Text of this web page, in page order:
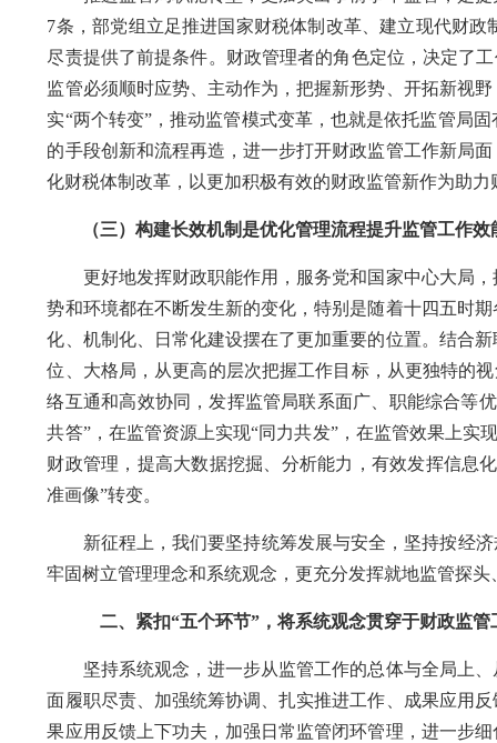
7条 ，部党组立足推进国家财税体制改革、建立现代财
尽责提供了前提条件。财政管理者的角色定位，决定了
监管必须顺时应势、主动作为，把握新形势、开拓新视
实“两个转变”，推动监管模式变革，也就是依托监管局
的手段创新和流程再造，进一步打开财政监管工作新局面
化财税体制改革，以更加积极有效的财政监管新作为助
（三）构建长效机制是优化管理流程提升监管工作
更好地发挥财政职能作用 ， 服务党和国家中心大局
势和环境都在不断发生新的变化，特别是随着十四五时
化、机制化、日常化建设摆在了更加重要的位置。结合
位、大格局，从更高的层次把握工作目标，从更独特的
络互通和高效协同，发挥监管局联系面广、职能综合等
共答”，在监管资源上实现“同力共发”，在监管效果上实
财政管理，提高大数据挖掘、分析能力，有效发挥信息
准画像”转变。
新征程上 ，我们要坚持统筹发展与安全，坚持按经
牢固树立管理理念和系统观念，更充分发挥就地监管探
二、紧扣“五个环节”，将系统观念贯穿于财政监管
坚持系统观念， 进一步从监管工作的总体与全局上
面履职尽责、加强统筹协调、扎实推进工作、成果应用
果应用反馈上下功夫，加强日常监管闭环管理，进一步